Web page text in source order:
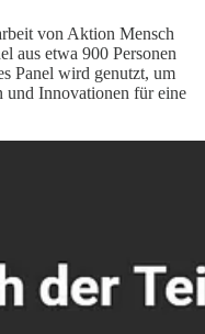
von Aktion Mensch
aus etwa 900 Personen
Panel wird genutzt, um
und Innovationen für eine